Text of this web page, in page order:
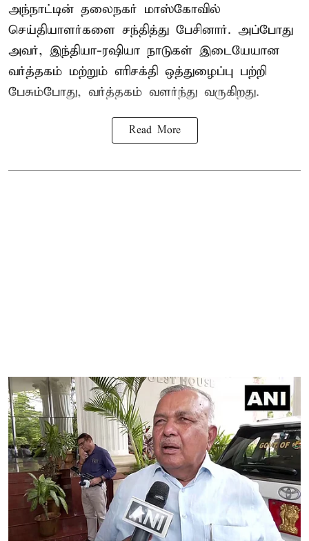
அந்நாட்டின் தலைநகர் மாஸ்கோவில்
செய்தியாளர்களை சந்தித்து பேசினார். அப்போது
அவர், இந்தியா-ரஷியா நாடுகள் இடையேயான
வர்த்தகம் மற்றும் எரிசக்தி ஒத்துழைப்பு பற்றி
பேசும்போது, வர்த்தகம் வளர்ந்து வருகிறது.
Read More